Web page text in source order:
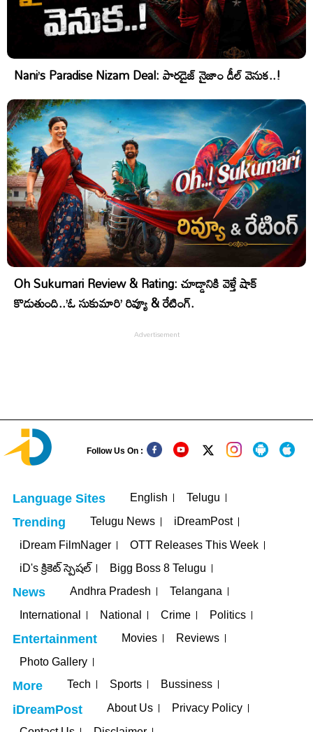
Nani’s Paradise Nizam Deal: పారడైజ్ నైజాం డీల్ వెనుక..!
Oh Sukumari Review & Rating: చూడ్డానికి వెళ్తే షాక్
కొడుతుంది..’ఓ సుకుమారి’ రివ్యూ & రేటింగ్.
Follow Us On :
Language Sites English Telugu
Trending Telugu News
iDreamPost
iDream FilmNager
OTT Releases This Week
iD's క్రికెట్ స్పెషల్
Bigg Boss 8 Telugu
News Andhra Pradesh
Telangana
International
National Crime Politics
Entertainment Movies
Reviews
Photo Gallery
More Tech Sports Bussiness
iDreamPost About Us
Privacy Policy